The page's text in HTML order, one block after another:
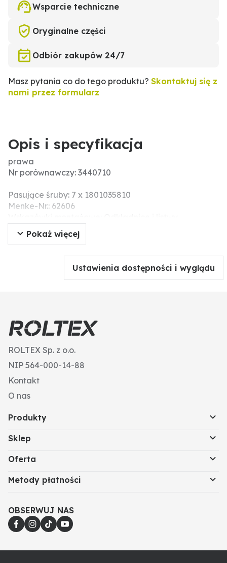
Wsparcie techniczne
Oryginalne części
Odbiór zakupów 24/7
Masz pytania co do tego produktu? Skontaktuj się z
nami przez formularz
Opis i specyfikacja
prawa
Nr porównawczy: 3440710
Pasujące śruby: 7 x 1801035810
Menke-Nr.: 62606
odkładnicy:
Przy wymianie odkładnic i listew należy dokręcać
złamania elementów roboczych. Do wyrównania
różnic wymiarów przy odkładnicy i piersi oraz aby
prowadzić do uszkodzenia części robocze (pęknięcia
naprężeniowe).
Pokaż więcej
Ustawienia dostępności i wyglądu
ROLTEX Sp. z o.o.
NIP 564-000-14-88
Kontakt
O nas
Produkty
Sklep
Oferta
Metody płatności
OBSERWUJ NAS